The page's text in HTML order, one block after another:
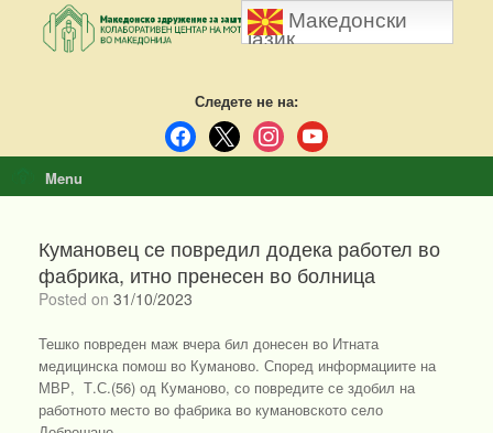
content
Следете не на:
facebook
x instagramyoutube
Menu
Кумановец се повредил додека работел во
фабрика, итно пренесен во болница
Posted on 31/10/2023
Тешко повреден маж вчера бил донесен во Итната
медицинска помош во Куманово. Според информациите на
МВР, Т.С.(56) од Куманово, со повредите се здобил на
работното место во фабрика во кумановското село
Македонски
јазик